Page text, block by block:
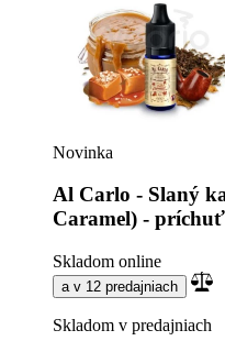
Novinka
Al Carlo - Slaný
Caramel) - príchuť
Skladom online
a v 12 predajniach
Skladom v predajniach